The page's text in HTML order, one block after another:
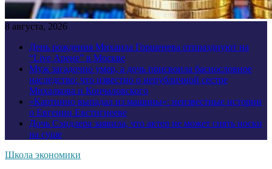
8 августа, 2026
День рождения Михаила Горшенева отпразднуют на
“Live Арене” в Москве
Муж загадочно умер, а дочь присвоила баснословное
наследство: что известно о непубличной сестре
Михалкова и Кончаловского
«Картинно выпадал из машины»: неизвестные истории
о Евгении Евстигнееве
Дочь Сэндлера заявила, что актер не может снять носки
на суше
Школа экономики